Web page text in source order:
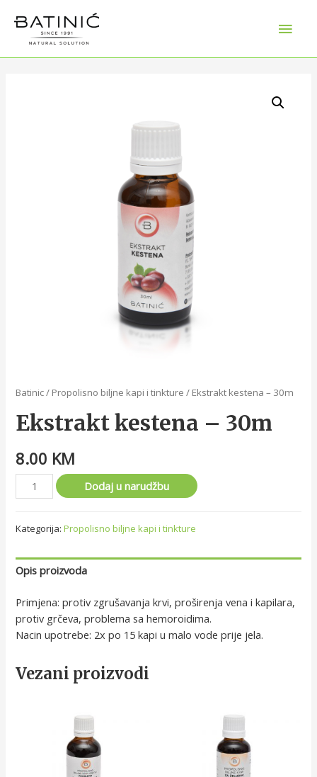
Batinic/ Propolisno biljne kapi i tinkture / Ekstrakt kestena – 30m
Ekstrakt kestena – 30m
8.00 KM
Dodaj u narudžbu
Kategorija:Propolisno biljne kapi i tinkture
Opis proizvoda
Primjena: protiv zgrušavanja krvi, proširenja vena i kapilara,
protiv grčeva, problema sa hemoroidima.
Nacin upotrebe: 2x po 15 kapi u malo vode prije jela.
Vezani proizvodi